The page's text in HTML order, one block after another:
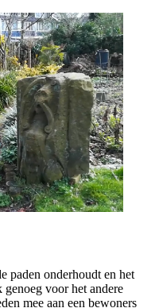
paden onderhoudt en het
voor het andere
mee aan een bewoners